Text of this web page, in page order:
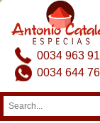
0034 963
0034 644